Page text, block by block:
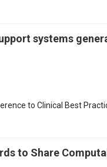
systems
to Clinical Best
to Share